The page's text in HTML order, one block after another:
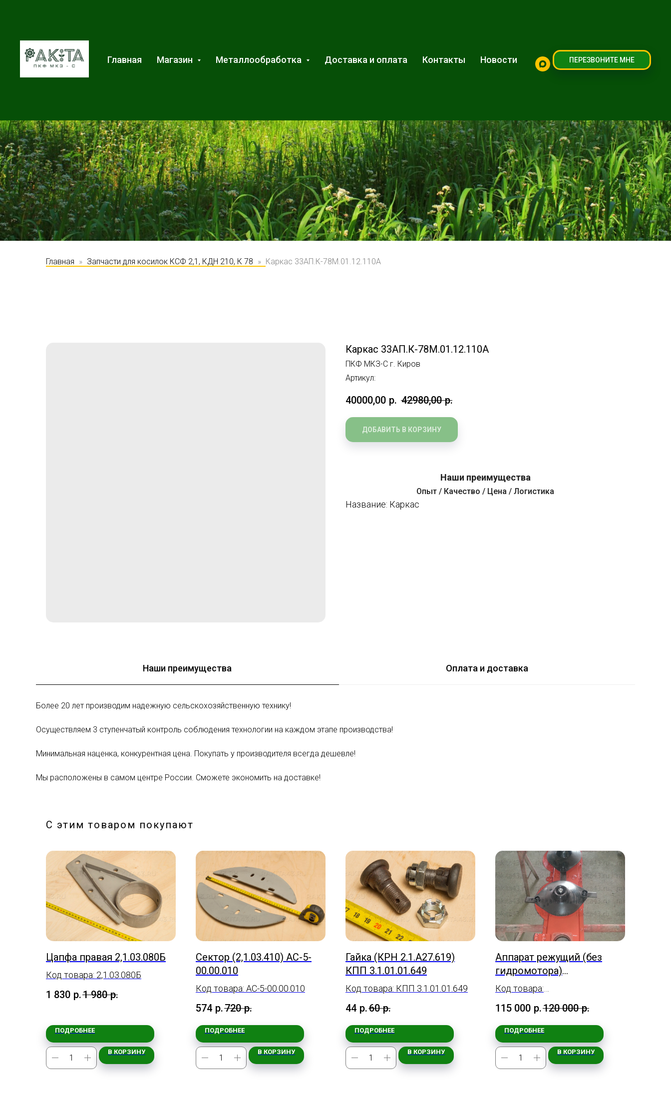
Главная Магазин Металлообработка Доставка и оплата Контакты Новости ПЕРЕЗВОНИТЕ МНЕ
Главная Запчасти для косилок КСФ 2,1, КДН 210, К 78 Каркас 33АП.К-78М.01.12.110А
Каркас 33АП.К-78М.01.12.110А
ПКФ МКЗ-С г. Киров
Артикул:
40000,00 р. 42980,00 р.
ДОБАВИТЬ В КОРЗИНУ
Наши преимущества
Опыт / Качество / Цена / Логистика
Название: Каркас
Наши преимущества Оплата и доставка
Более 20 лет производим надежную сельскохозяйственную технику!
Осуществляем 3 ступенчатый контроль соблюдения технологии на каждом этапе производства!
Минимальная наценка, конкурентная цена. Покупать у производителя всегда дешевле!
Мы расположены в самом центре России. Сможете экономить на доставке!
С этим товаром покупают
Цапфа правая 2,1.03.080Б
Код товара: 2,1.03.080Б
1 830 р.1 980 р.
ПОДРОБНЕЕ
В КОРЗИНУ
Сектор (2,1.03.410) АС-5-
00.00.010
Код товара: АС-5-00.00.010
574 р.720 р.
ПОДРОБНЕЕ
В КОРЗИНУ
Гайка (КРН 2.1.А27.619)
КПП 3.1.01.01.649
Код товара: КПП 3.1.01.01.649
44 р.60 р.
ПОДРОБНЕЕ
В КОРЗИНУ
Аппарат режущий (без
гидромотора)
33АП.К-78М.01.12.000-А
Код товара:
33АП.К-78М.01.12.000-А
115 000 р.120 000 р.
ПОДРОБНЕЕ
В КОРЗИНУ